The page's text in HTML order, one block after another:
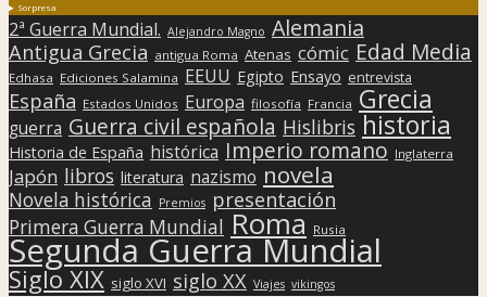
Sorpresa
2ª Guerra Mundial. Alejandro Magno Alemania
Antigua Grecia antigua Roma Atenas cómic Edad Media
Edhasa Ediciones Salamina EEUU Egipto Ensayo entrevista
España Estados Unidos Europa filosofía Francia Grecia
guerra Guerra civil española Hislibris historia
Historia de España histórica Imperio romano Inglaterra
Japón libros literatura nazismo novela
Novela histórica Premios presentación
Primera Guerra Mundial Roma Rusia
Segunda Guerra Mundial
Siglo XIX siglo XVI siglo XX Viajes vikingos